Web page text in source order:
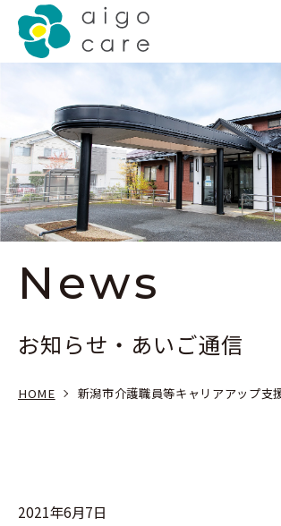
私たちについて
介護サービス
児童福祉・教育サービス
お知らせ・あいご通信
採用情報
News
お知らせ・あいご通信
HOME 新潟市介護職員等キャリアアップ支
2021年6月7日